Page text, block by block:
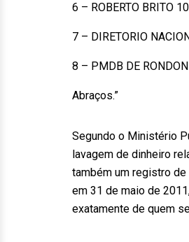
6 – ROBERTO BRITO
7 – DIRETORIO
8 – PMDB DE
Abraços.”
Segundo o Ministério
lavagem de dinheiro
também um registro
em 31 de maio de
exatamente de quem